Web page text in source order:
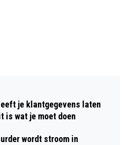
je klantgegevens laten
is wat je moet doen
wordt stroom in